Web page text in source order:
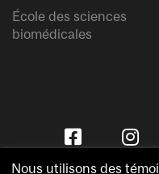
École des sciences
biomédicales
Nous utilisons des